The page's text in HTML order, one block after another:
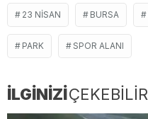
23 NISAN BURSA
PARK SPOR ALANI
İLGİNİZİÇEKEBİLİR